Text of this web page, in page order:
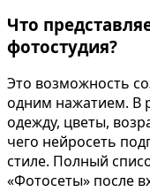
Что
фотостудия?
Это возможность
одним нажатием. В
одежду, цветы,
чего нейросеть
стиле. Полный
«Фотосеты» после